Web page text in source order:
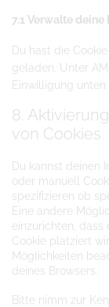
7.1 Verwalte
Du hast die
geladen. Unter
Einwilligung
8.
von Cookies
Du kannst deinen
oder manuell
spezifizieren ob
Eine andere
einzurichten,
Cookie platziert
Möglichkeiten
deines Browsers.
Bitte nimm zur